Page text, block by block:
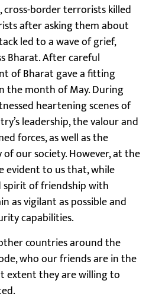
cross-border terrorists killed
after asking them about
led to a wave of grief,
Bharat. After careful
of Bharat gave a fitting
the month of May. During
heartening scenes of
leadership, the valour and
forces, as well as the
our society. However, at the
evident to us that, while
spirit of friendship with
as vigilant as possible and
capabilities.
countries around the
who our friends are in the
extent they are willing to